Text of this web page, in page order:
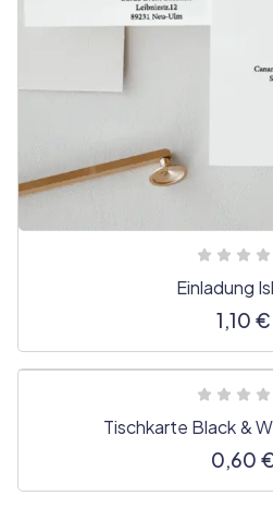
Einladung
1,10 €
Tischkarte Black &
0,60